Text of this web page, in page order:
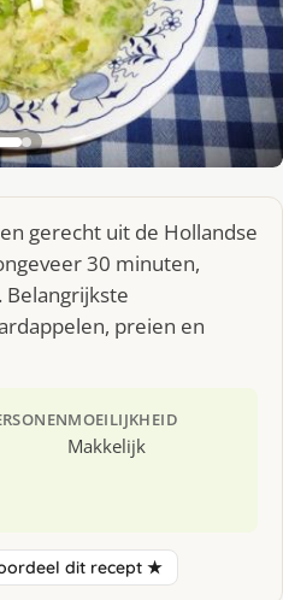
gerecht uit de Hollandse
30 minuten,
Belangrijkste
preien en
MOEILIJKHEID
Makkelijk
dit recept ★